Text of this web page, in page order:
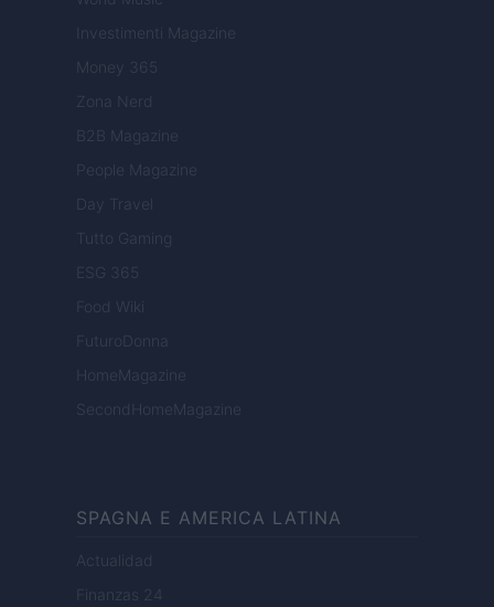
Investimenti Magazine
Money 365
Zona Nerd
B2B Magazine
People Magazine
Day Travel
Tutto Gaming
ESG 365
Food Wiki
FuturoDonna
HomeMagazine
SecondHomeMagazine
SPAGNA E AMERICA LATINA
Actualidad
Finanzas 24